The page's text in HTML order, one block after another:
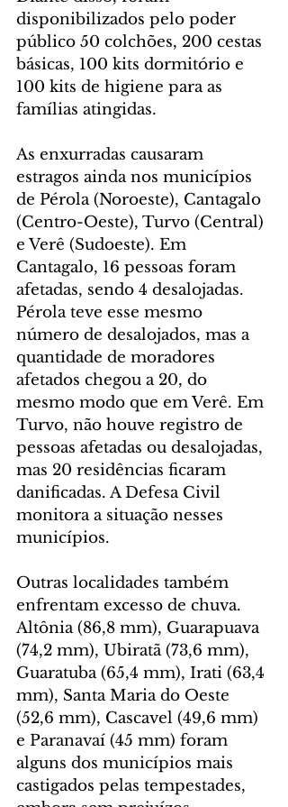
disponibilizados pelo poder
público 50 colchões, 200 cestas
básicas, 100 kits dormitório e
100 kits de higiene para as
famílias atingidas.
As enxurradas causaram
estragos ainda nos municípios
de Pérola (Noroeste), Cantagalo
(Centro-Oeste), Turvo (Central)
e Verê (Sudoeste). Em
Cantagalo, 16 pessoas foram
afetadas, sendo 4 desalojadas.
Pérola teve esse mesmo
número de desalojados, mas a
quantidade de moradores
afetados chegou a 20, do
mesmo modo que em Verê. Em
Turvo, não houve registro de
pessoas afetadas ou desalojadas,
mas 20 residências ficaram
danificadas. A Defesa Civil
monitora a situação nesses
municípios.
Outras localidades também
enfrentam excesso de chuva.
Altônia (86,8 mm), Guarapuava
(74,2 mm), Ubiratã (73,6 mm),
Guaratuba (65,4 mm), Irati (63,4
mm), Santa Maria do Oeste
(52,6 mm), Cascavel (49,6 mm)
e Paranavaí (45 mm) foram
alguns dos municípios mais
castigados pelas tempestades,